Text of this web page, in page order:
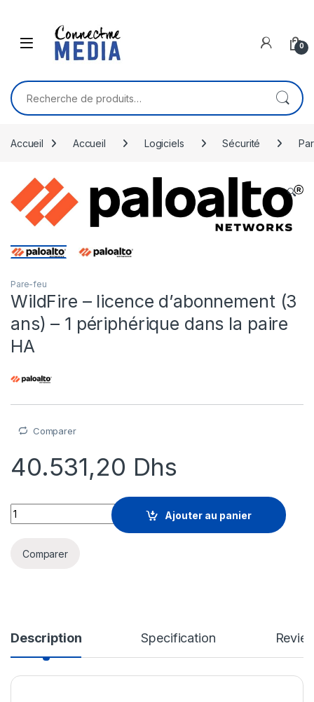
0
Recherche pour :
Accueil Accueil Logiciels Sécurité
🔍
Pare-feu
WildFire – licence d’abonnement (3
ans) – 1 périphérique dans la paire
HA
Comparer
40.531,20 Dhs
WildFire - licence d'abonnement (3 ans) - 1 périphérique
Ajouter au panier
Comparer
Description Specification